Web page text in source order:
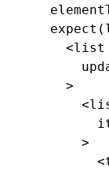
  expect
    <list
    >
      >